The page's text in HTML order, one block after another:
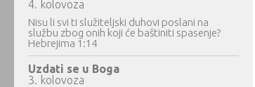
4. kolovoza
Nisu li svi ti služiteljski duhovi poslani na
službu zbog onih koji će baštiniti spasenje?
Hebrejima 1:14
Uzdati se u Boga
3. kolovoza